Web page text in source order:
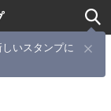
しいスタンプに
プ